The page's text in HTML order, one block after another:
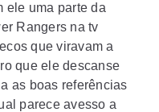
ele uma parte da
Rangers na tv
que viravam a
que ele descanse
as boas referências
parece avesso a